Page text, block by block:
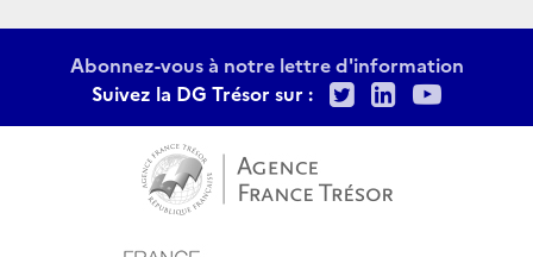
Abonnez-vous à notre lettre d'information
Suivez la DG Trésor sur :
TwitterLinkedIn